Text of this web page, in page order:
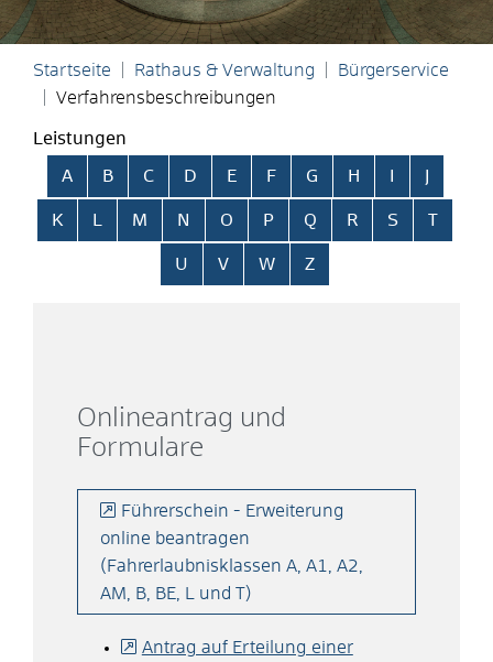
Startseite Rathaus & Verwaltung
Bürgerservice
Verfahrensbeschreibungen
Leistungen
Alphabetisches Register überspringen
A B C D E F G H
K L M N O P Q R S T
U V W Z
Onlineantrag und
Formulare
Führerschein - Erweiterung
online beantragen
(Fahrerlaubnisklassen A, A1, A2,
AM, B, BE, L und T)
Antrag auf Erteilung einer